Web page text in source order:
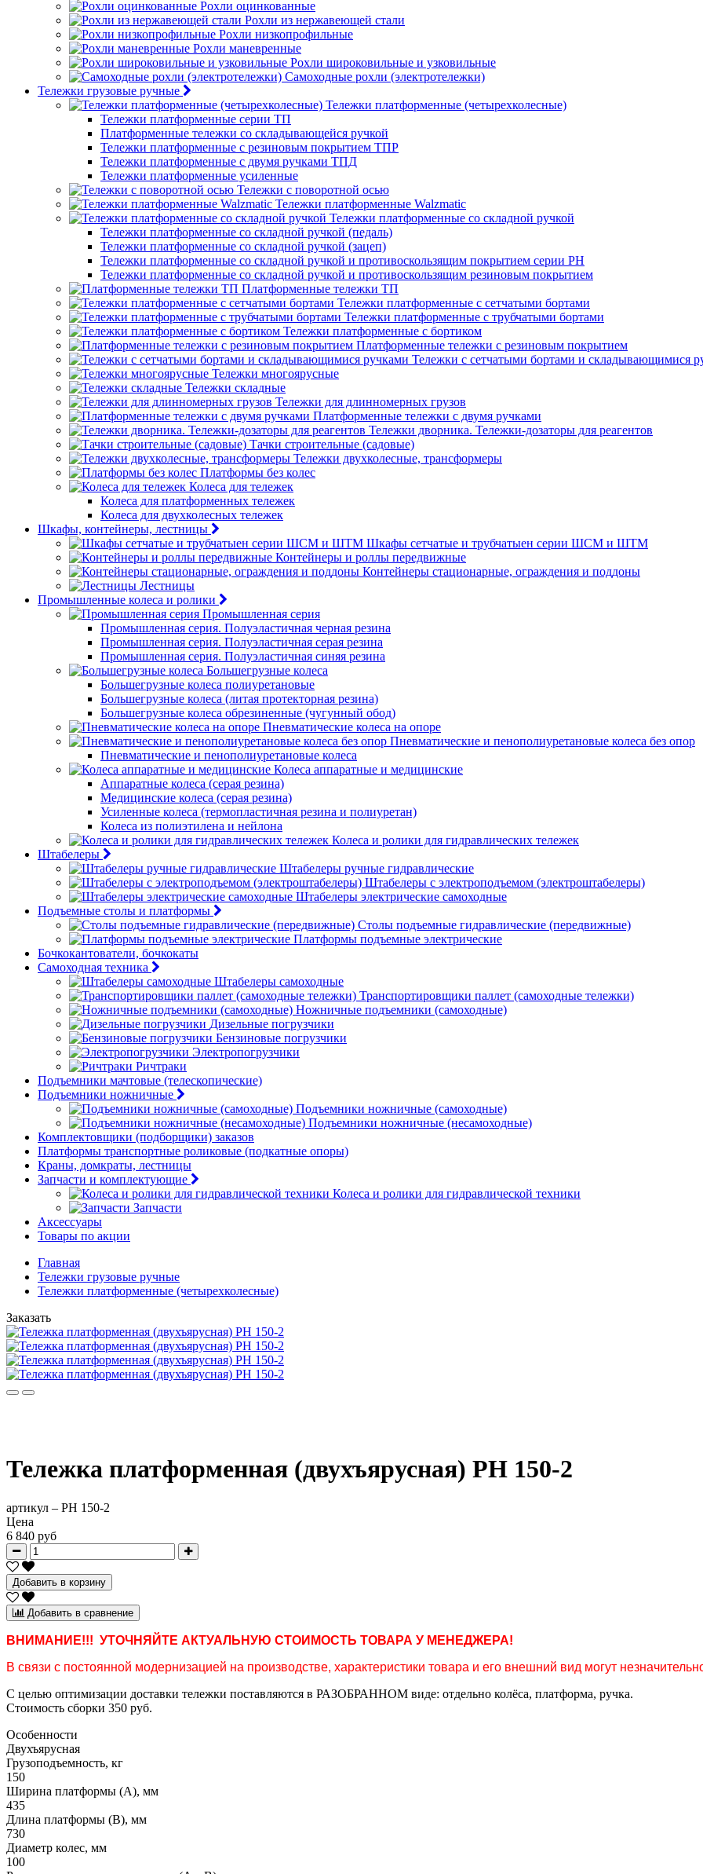
Рохли оцинкованные
Рохли из нержавеющей стали
Рохли низкопрофильные
Рохли маневренные
Рохли широковильные и узковильные
Самоходные рохли (электротележки)
Тележки грузовые ручные
Тележки платформенные (четырехколесные)
Тележки платформенные серии ТП
Платформенные тележки со складывающейся ручкой
Тележки платформенные с резиновым покрытием ТПР
Тележки платформенные с двумя ручками ТПД
Тележки платформенные усиленные
Тележки с поворотной осью
Тележки платформенные Walzmatic
Тележки платформенные со складной ручкой
Тележки платформенные со складной ручкой (педаль)
Тележки платформенные со складной ручкой (зацеп)
Тележки платформенные со складной ручкой и противоскользящим покрытием серии PH
Тележки платформенные со складной ручкой и противоскользящим резиновым покрытием
Платформенные тележки ТП
Тележки платформенные с сетчатыми бортами
Тележки платформенные с трубчатыми бортами
Тележки платформенные с бортиком
Платформенные тележки с резиновым покрытием
Тележки с сетчатыми бортами и складывающимися
Тележки многоярусные
Тележки складные
Тележки для длинномерных грузов
Платформенные тележки с двумя ручками
Тележки дворника. Тележки-дозаторы для реагентов
Тачки строительные (садовые)
Тележки двухколесные, трансформеры
Платформы без колес
Колеса для тележек
Колеса для платформенных тележек
Колеса для двухколесных тележек
Шкафы, контейнеры, лестницы
Шкафы сетчатые и трубчатыен серии ШСМ и ШТМ
Контейнеры и роллы передвижные
Контейнеры стационарные, ограждения и поддоны
Лестницы
Промышленные колеса и ролики
Промышленная серия
Промышленная серия. Полуэластичная черная резина
Промышленная серия. Полуэластичная серая резина
Промышленная серия. Полуэластичная синяя резина
Большегрузные колеса
Большегрузные колеса полиуретановые
Большегрузные колеса (литая протекторная резина)
Большегрузные колеса обрезиненные (чугунный обод)
Пневматические колеса на опоре
Пневматические и пенополиуретановые колеса без опор
Пневматические и пенополиуретановые колеса
Колеса аппаратные и медицинские
Аппаратные колеса (серая резина)
Медицинские колеса (серая резина)
Усиленные колеса (термопластичная резина и полиуретан)
Колеса из полиэтилена и нейлона
Колеса и ролики для гидравлических тележек
Штабелеры
Штабелеры ручные гидравлические
Штабелеры с электроподъемом (электроштабелеры)
Штабелеры электрические самоходные
Подъемные столы и платформы
Столы подъемные гидравлические (передвижные)
Платформы подъемные электрические
Бочкокантователи, бочкокаты
Самоходная техника
Штабелеры самоходные
Транспортировщики паллет (самоходные тележки)
Ножничные подъемники (самоходные)
Дизельные погрузчики
Бензиновые погрузчики
Электропогрузчики
Ричтраки
Подъемники мачтовые (телескопические)
Подъемники ножничные
Подъемники ножничные (самоходные)
Подъемники ножничные (несамоходные)
Комплектовщики (подборщики) заказов
Платформы транспортные роликовые (подкатные опоры)
Краны, домкраты, лестницы
Запчасти и комплектующие
Колеса и ролики для гидравлической техники
Запчасти
Аксессуары
Товары по акции
Главная
Тележки грузовые ручные
Тележки платформенные (четырехколесные)
Заказать
Тележка платформенная (двухъярусная) PH 150-2
артикул – PH 150-2
Цена
6 840 руб
Добавить в корзину
Добавить в сравнение
ВНИМАНИЕ!!! УТОЧНЯЙТЕ АКТУАЛЬНУЮ СТОИМОСТЬ ТОВАРА У МЕНЕДЖЕРА!
В связи с постоянной модернизацией на производстве, характеристики товара и его внешний вид могут
С целью оптимизации доставки тележки поставляются в РАЗОБРАННОМ виде: отдельно колёса, платформа, ручка.
Стоимость сборки 350 руб.
Особенности
Двухъярусная
Грузоподъемность, кг
150
Ширина платформы (А), мм
435
Длина платформы (В), мм
730
Диаметр колес, мм
100